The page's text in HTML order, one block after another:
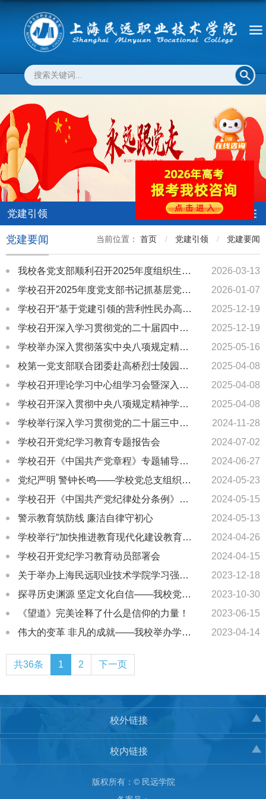
党建引领
当前位置： 首页 党建引领 党建要闻
党建要闻
我校各党支部顺利召开2025年度组织生活会和开展民主评议党员工作
2026-03-13
学校召开2025年度党支部书记抓基层党建述职评议会
2026-01-07
学校召开“基于党建引领的营利性民办高职院校现代治理体系建设”调研工作交流会
2025-12-19
学校召开深入学习贯彻党的二十届四中全会精神专题报告会
2025-12-19
学校举办深入贯彻落实中央八项规定精神专题报告会暨理论学习中心组(扩大)会议
2025-05-16
校第一党支部联合团委赴高桥烈士陵园开展沉浸式红色教育
2025-04-08
学校召开理论学习中心组学习会暨深入贯彻中央八项规定精神学习教育启动会
2025-04-08
学校召开深入贯彻中央八项规定精神学习教育动员部署会
2025-04-08
学校举行深入学习贯彻党的二十届三中全会精神专题报告会
2024-11-28
学校召开党纪学习教育专题报告会
2024-07-02
学校召开《中国共产党章程》专题辅导报告会
2024-06-27
党纪严明 警钟长鸣——学校党总支组织观看警示教育片
2024-05-23
学校召开《中国共产党纪律处分条例》专题辅导报告会
2024-05-15
警示教育筑防线 廉洁自律守初心
2024-05-13
学校举行“加快推进教育现代化建设教育强国”专题报告会
2024-04-26
学校召开党纪学习教育动员部署会
2024-04-15
关于举办上海民远职业技术学院学习强国知识竞赛活动的通知
2023-12-18
探寻历史渊源 坚定文化自信——我校党总支组织党员干部参观广富林文化遗址
2023-10-30
《望道》完美诠释了什么是信仰的力量！
2023-06-15
伟大的变革 非凡的成就——我校举办学习贯彻习近平新时代中国特色社会主义思想专题报告会
2023-04-14
共36条 1 2 下一页
校外链接
校内链接
版权所有：© 民远学院